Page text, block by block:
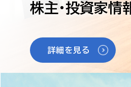
株主・投資家情
詳細を見る